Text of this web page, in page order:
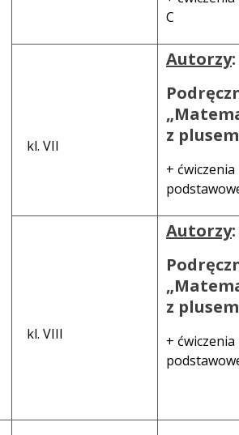
C
kl. VII
Autorzy:
z
+ ćwiczenia
kl. VIII
Autorzy:
z
+ ćwiczenia